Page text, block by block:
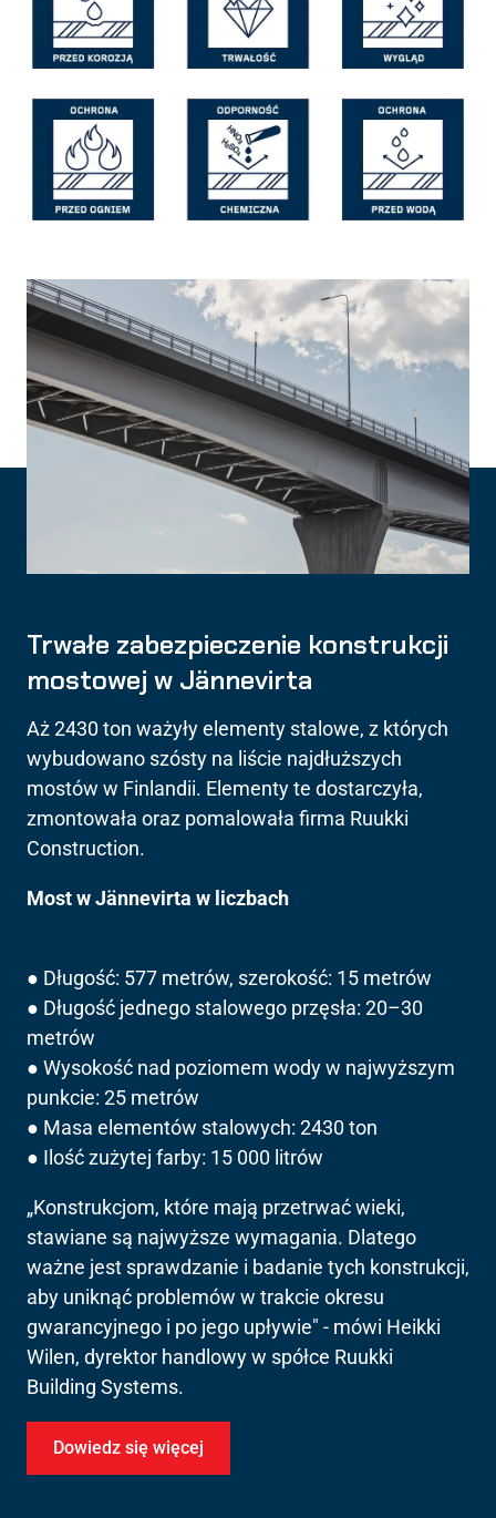
Trwałe zabezpieczenie konstrukcji
mostowej w Jännevirta
Aż 2430 ton ważyły elementy stalowe, z których
wybudowano szósty na liście najdłuższych
mostów w Finlandii. Elementy te dostarczyła,
zmontowała oraz pomalowała firma Ruukki
Construction.
Most w Jännevirta w liczbach
● Długość: 577 metrów, szerokość: 15 metrów
● Długość jednego stalowego przęsła: 20–30
metrów
● Wysokość nad poziomem wody w najwyższym
punkcie: 25 metrów
● Masa elementów stalowych: 2430 ton
● Ilość zużytej farby: 15 000 litrów
„Konstrukcjom, które mają przetrwać wieki,
stawiane są najwyższe wymagania. Dlatego
ważne jest sprawdzanie i badanie tych konstrukcji,
aby uniknąć problemów w trakcie okresu
gwarancyjnego i po jego upływie" - mówi Heikki
Wilen, dyrektor handlowy w spółce Ruukki
Building Systems.
Dowiedz się więcej